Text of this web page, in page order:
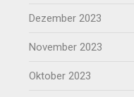
Dezember 2023
November 2023
Oktober 2023